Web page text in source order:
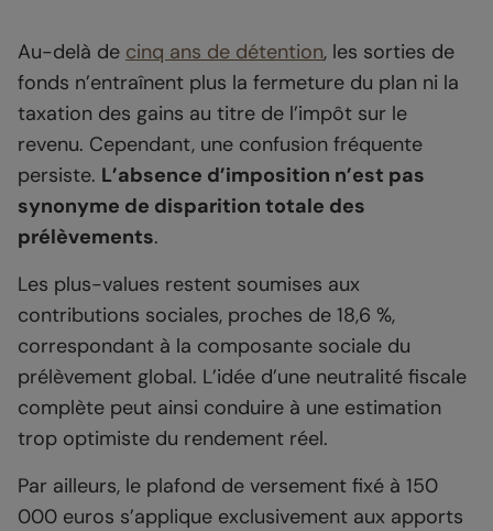
Au-delà de cinq ans de détention, les sorties de
fonds n’entraînent plus la fermeture du plan ni la
taxation des gains au titre de l’impôt sur le
revenu. Cependant, une confusion fréquente
persiste. L’absence d’imposition n’est pas
synonyme de disparition totale des
prélèvements.
Les plus-values restent soumises aux
contributions sociales, proches de 18,6 %,
correspondant à la composante sociale du
prélèvement global. L’idée d’une neutralité fiscale
complète peut ainsi conduire à une estimation
trop optimiste du rendement réel.
Par ailleurs, le plafond de versement fixé à 150
000 euros s’applique exclusivement aux apports